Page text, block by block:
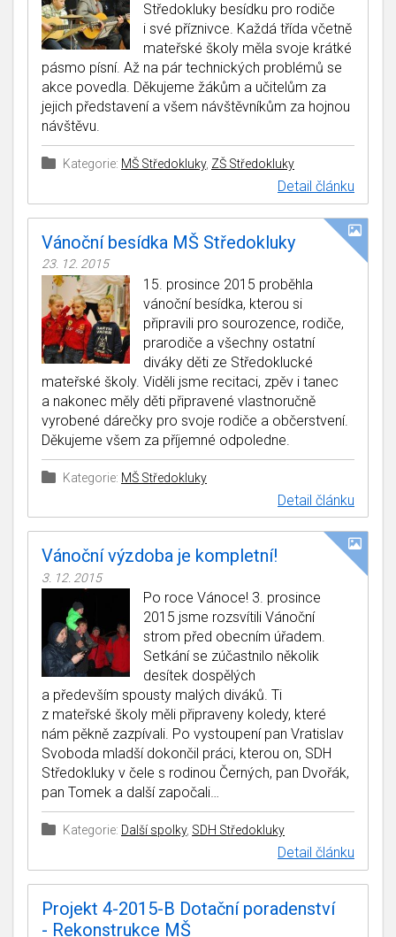
Středokluky besídku pro rodiče
i své příznivce. Každá třída včetně
mateřské školy měla svoje krátké
pásmo písní. Až na pár technických problémů se
akce povedla. Děkujeme žákům a učitelům za
jejich představení a všem návštěvníkům za hojnou
návštěvu.
Kategorie: MŠ Středokluky, ZŠ Středokluky
Detail článku
Vánoční besídka MŠ Středokluky
23. 12. 2015
15. prosince 2015 proběhla
vánoční besídka, kterou si
připravili pro sourozence, rodiče,
prarodiče a všechny ostatní
diváky děti ze Středoklucké
mateřské školy. Viděli jsme recitaci, zpěv i tanec
a nakonec měly děti připravené vlastnoručně
vyrobené dárečky pro svoje rodiče a občerstvení.
Děkujeme všem za příjemné odpoledne.
Kategorie: MŠ Středokluky
Detail článku
Vánoční výzdoba je kompletní!
3. 12. 2015
Po roce Vánoce! 3. prosince
2015 jsme rozsvítili Vánoční
strom před obecním úřadem.
Setkání se zúčastnilo několik
desítek dospělých
a především spousty malých diváků. Ti
z mateřské školy měli připraveny koledy, které
nám pěkně zazpívali. Po vystoupení pan Vratislav
Svoboda mladší dokončil práci, kterou on, SDH
Středokluky v čele s rodinou Černých, pan Dvořák,
pan Tomek a další započali…
Kategorie: Další spolky, SDH Středokluky
Detail článku
Projekt 4-2015-B Dotační poradenství
- Rekonstrukce MŠ